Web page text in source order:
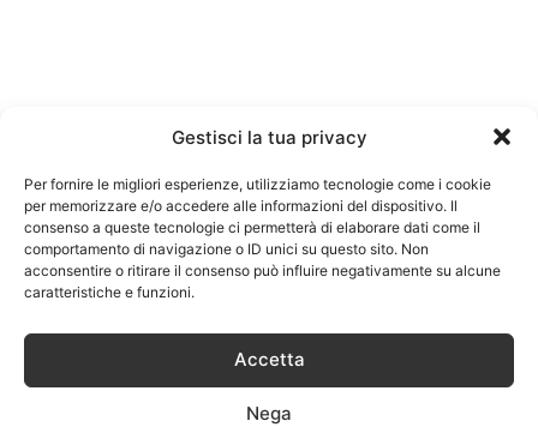
Gestisci la tua privacy
Per fornire le migliori esperienze, utilizziamo tecnologie come i cookie
per memorizzare e/o accedere alle informazioni del dispositivo. Il
consenso a queste tecnologie ci permetterà di elaborare dati come il
comportamento di navigazione o ID unici su questo sito. Non
acconsentire o ritirare il consenso può influire negativamente su alcune
caratteristiche e funzioni.
Accetta
Nega